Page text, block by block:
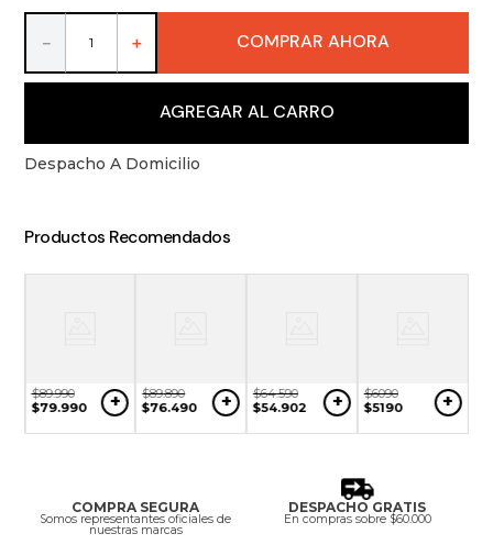
miniaturas
＋
－ COMPRAR AHORA
AGREGAR AL CARRO
Despacho A Domicilio
Productos Recomendados
$89.990
$79.990 + $89.890
$76.490 + $64.590
$54.902 + $6090
$5190 +
COMPRA SEGURA
Somos representantes oficiales de
nuestras marcas
DESPACHO GRATIS
En compras sobre $60.000